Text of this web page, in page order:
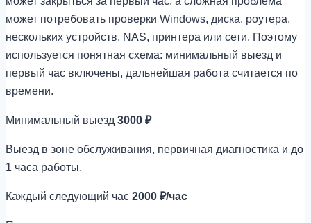
может потребовать проверки Windows, диска, роутера,
нескольких устройств, NAS, принтера или сети. Поэтому
используется понятная схема: минимальный выезд и
первый час включены, дальнейшая работа считается по
времени.
Минимальный выезд 3000 ₽
Выезд в зоне обслуживания, первичная диагностика и до
1 часа работы.
Каждый следующий час 2000 ₽/час